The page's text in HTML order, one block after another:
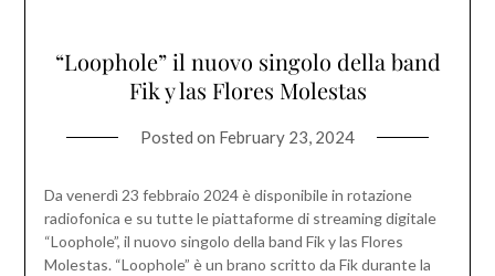
“Loophole” il nuovo singolo della band
Fik y las Flores Molestas
Posted on February 23, 2024
Da venerdì 23 febbraio 2024 è disponibile in rotazione
radiofonica e su tutte le piattaforme di streaming digitale
“Loophole”, il nuovo singolo della band Fik y las Flores
Molestas. “Loophole” è un brano scritto da Fik durante la